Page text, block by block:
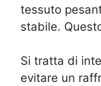
tessuto
stabile.
Si tratta di
evitare un